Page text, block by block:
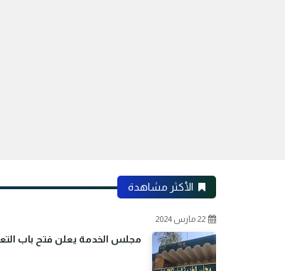
الأكثر مشاهدة
22 مارس 2024
مجلس الخدمة يعلن فتح باب